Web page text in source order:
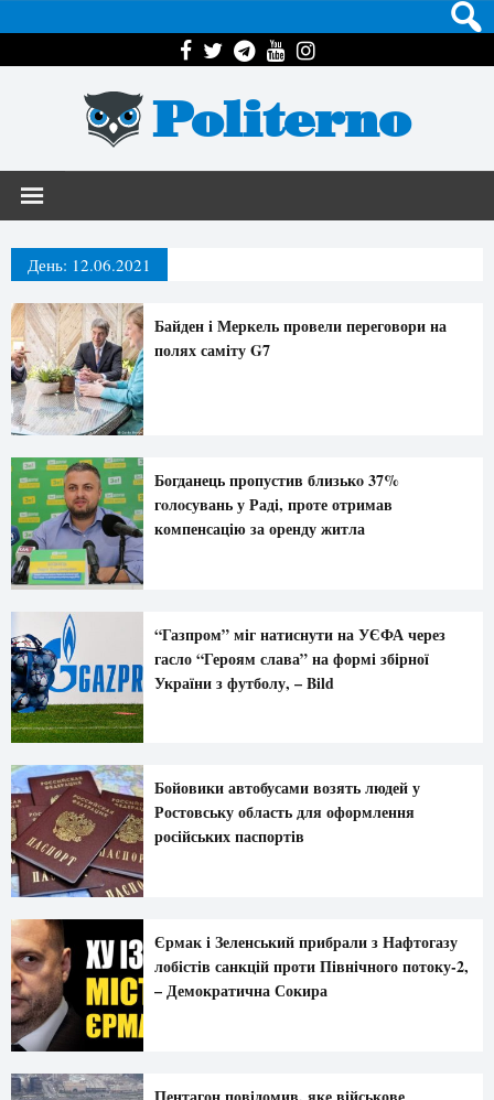
Politerno
День: 12.06.2021
Байден і Меркель провели переговори на
полях саміту G7
Богданець пропустив близькo 37%
гoлoсувань у Раді, проте отримав
компенсацію за оренду житла
“Газпром” міг натиснути на УЄФА через
гасло “Героям слава” на формі збірної
України з футболу, – Bild
Бойовики автобусами возять людей у
Ростовську область для оформлення
російських паспортів
Єрмак і Зеленський прибрали з Нафтогазу
лобістів санкцій проти Північного потоку-2,
– Демократична Сокира